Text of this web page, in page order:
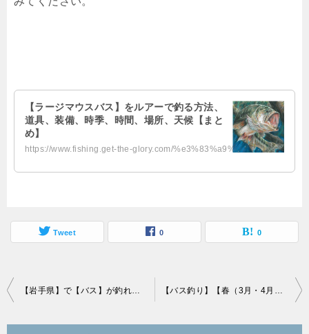
【ラージマウスバス】をルアーで釣る方法、
道具、装備、時季、時間、場所、天候【まと
め】
https://www.fishing.get-the-glory.com/%e3%83%a9%e3%83%bc%e3%82%b8%e3%83%9e%e3...
Tweet 0 0
投
【岩手県】で【バス】が釣れる場所（ポイント）・スポット 【バス釣り】【春（3月・4月・5月）】【野池】で釣る方法・ルアー、人気おすすめ【ランキング】